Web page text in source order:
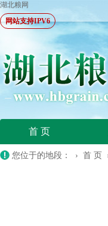
湖北粮网
网站支持IPV6
首 页
您位于的地段： › 首 页